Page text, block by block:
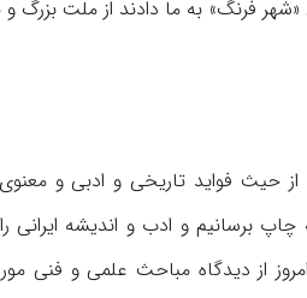
به ما دادند از ملت بزرگ و
حیث فواید تاریخی و ادبی و
برسانیم و ادب و اندیشه ایرانی
امروز از دیدگاه مباحث علمی و